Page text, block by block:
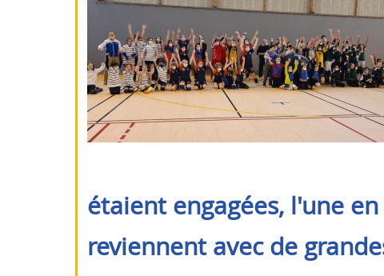
étaient engagées, l'une
reviennent avec de